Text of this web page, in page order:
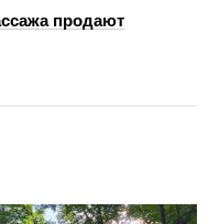
продают